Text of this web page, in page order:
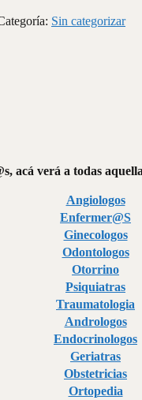
Sin categorizar
acá verá a todas
Angiologos
Enfermer@S
Ginecologos
Odontologos
Otorrino
Psiquiatras
Traumatologia
Andrologos
Endocrinologos
Geriatras
Obstetricias
Ortopedia